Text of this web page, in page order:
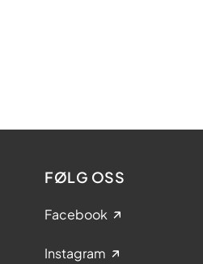
FØLG OSS
Facebook
Instagram